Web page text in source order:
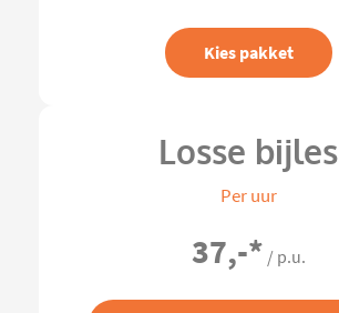
Kies pakket
Losse bijles
Per uur
37,-* / p.u.